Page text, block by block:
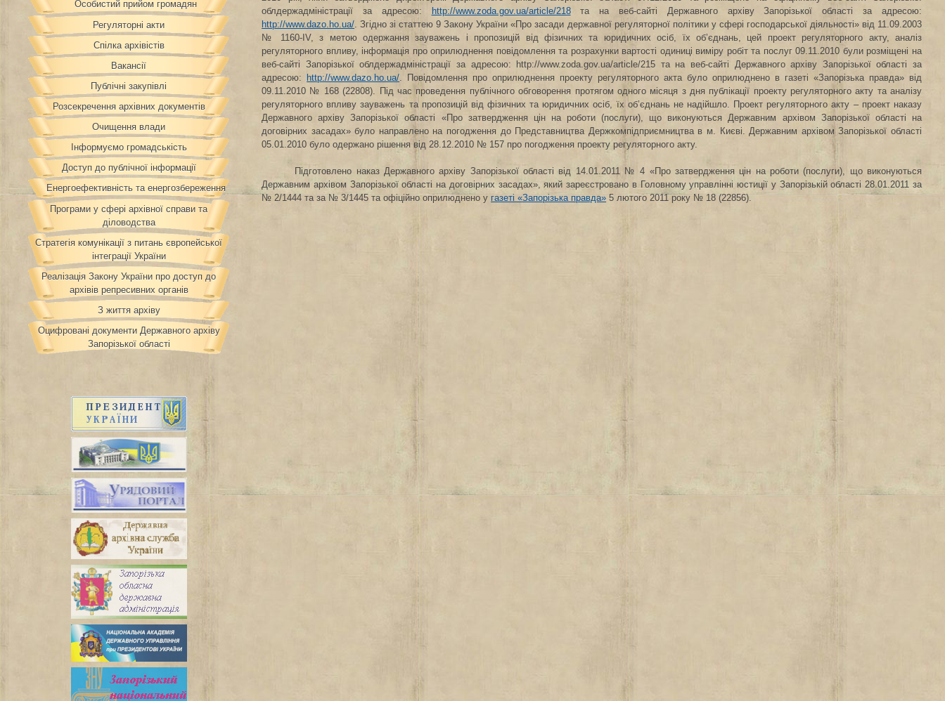
Особистий прийом громадян
Регуляторні акти
Спілка архівістів
Вакансії
Публічні закупівлі
Розсекречення архівних документів
Очищення влади
Інформуємо громадськість
Доступ до публічної інформації
Енергоефективність та енергозбереження
Програми у сфері архівної справи та
діловодства
Стратегія комунікації з питань європейської
інтеграції України
Реалізація Закону України про доступ до
архівів репресивних органів
З життя архіву
Оцифровані документи Державного архіву
Запорізької області
облдержадміністрації за адресою:
http://www.zoda.gov.ua/article/218та на веб-сайті Державного архіву Запорізької області за адресою:
http://www.dazo.ho.ua/ . Згідно зі статтею 9 Закону України «Про засади державної регуляторної політики у сфері господарської діяльності» від 11.09.2003
№ 1160-ІV, з метою одержання зауважень і пропозицій від фізичних та юридичних осіб, їх об’єднань, цей проект регуляторного акту, аналіз
регуляторного впливу, інформація про оприлюднення повідомлення та розрахунки вартості одиниці виміру робіт та послуг 09.11.2010 були розміщені на
веб-сайті Запорізької облдержадміністрації за адресою: http://www.zoda.gov.ua/article/215 та на веб-сайті Державного архіву Запорізької області за
адресою:
http://www.dazo.ho.ua/ . Повідомлення про оприлюднення проекту регуляторного акта було оприлюднено в газеті «Запорізька правда» від
09.11.2010 № 168 (22808). Під час проведення публічного обговорення протягом одного місяця з дня публікації проекту регуляторного акту та аналізу
регуляторного впливу зауважень та пропозицій від фізичних та юридичних осіб, їх об’єднань не надійшло. Проект регуляторного акту – проект наказу
Державного архіву Запорізької області «Про затвердження цін на роботи (послуги), що виконуються Державним архівом Запорізької області на
договірних засадах» було направлено на погодження до Представництва Держкомпідприємництва в м. Києві. Державним архівом Запорізької області
05.01.2010 було одержано рішення від 28.12.2010 № 157 про погодження проекту регуляторного акту.
Підготовлено наказ Державного архіву Запорізької області від 14.01.2011 № 4 «Про затвердження цін на роботи (послуги), що виконуються
Державним архівом Запорізької області на договірних засадах», який зареєстровано в Головному управлінні юстиції у Запорізькій області 28.01.2011 за
№ 2/1444 та за № 3/1445 та офіційно оприлюднено угазеті «Запорізька правда» 5 лютого 2011 року № 18 (22856).